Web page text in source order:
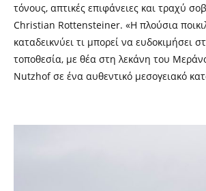
τόνους, απτικές επιφάνειες και τραχύ
Christian Rottensteiner. «Η πλούσια
καταδεικνύει τι μπορεί να ευδοκιμήσει
τοποθεσία, με θέα στη λεκάνη του
Nutzhof σε ένα αυθεντικό μεσογειακό